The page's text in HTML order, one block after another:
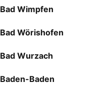
Bad Wimpfen
Bad Wörishofen
Bad Wurzach
Baden-Baden